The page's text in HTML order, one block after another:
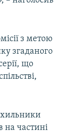
з метою
згаданого
що
на частині